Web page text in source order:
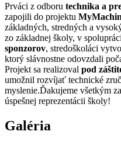
Prváci z odboru technika a
zapojili do projektu
základných, stredných a
zo základnej školy, v
sponzorov, stredoškoláci
ktorý slávnostne odovzdali
Projekt sa realizoval pod
umožnil rozvíjať technické
myslenie.Ďakujeme všetkým
úspešnej reprezentácii školy!
Galéria